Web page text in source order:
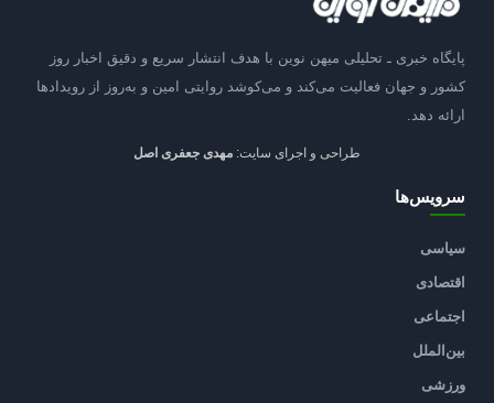
پایگاه خبری ـ تحلیلی میهن نوین با هدف انتشار سریع و دقیق اخبار روز
کشور و جهان فعالیت می‌کند و می‌کوشد روایتی امین و به‌روز از رویدادها
ارائه دهد.
طراحی و اجرای سایت: مهدی جعفری اصل
سرویس‌ها
سیاسی
اقتصادی
اجتماعی
بین‌الملل
ورزشی